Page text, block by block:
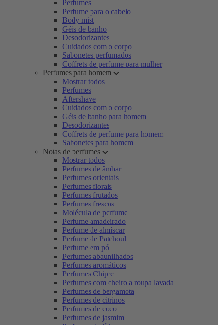
Perfumes
Perfume para o cabelo
Body mist
Géis de banho
Desodorizantes
Cuidados com o corpo
Sabonetes perfumados
Coffrets de perfume para mulher
Perfumes para homem
Mostrar todos
Perfumes
Aftershave
Cuidados com o corpo
Géis de banho para homem
Desodorizantes
Coffrets de perfume para homem
Sabonetes para homem
Notas de perfumes
Mostrar todos
Perfumes de âmbar
Perfumes orientais
Perfumes florais
Perfumes frutados
Perfumes frescos
Molécula de perfume
Perfume amadeirado
Perfume de almíscar
Perfume de Patchouli
Perfume em pó
Perfumes abaunilhados
Perfumes aromáticos
Perfumes Chipre
Perfumes com cheiro a roupa lavada
Perfumes de bergamota
Perfumes de citrinos
Perfumes de coco
Perfumes de jasmim